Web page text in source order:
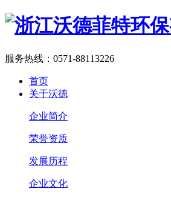
服务热线： 0571-88113226
首页
关于沃德
企业简介
荣誉资质
发展历程
企业文化